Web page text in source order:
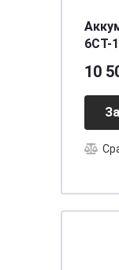
6СТ-
[B]
10